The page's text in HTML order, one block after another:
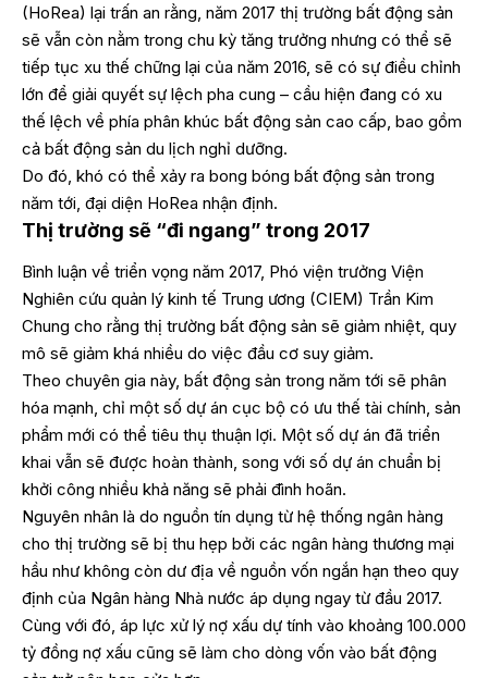
(HoRea) lại trấn an rằng, năm 2017 thị trường bất động sản
sẽ vẫn còn nằm trong chu kỳ tăng trưởng nhưng có thể sẽ
tiếp tục xu thế chững lại của năm 2016, sẽ có sự điều chỉnh
lớn để giải quyết sự lệch pha cung – cầu hiện đang có xu
thế lệch về phía phân khúc bất động sản cao cấp, bao gồm
cả bất động sản du lịch nghỉ dưỡng.
Do đó, khó có thể xảy ra bong bóng bất động sản trong
năm tới, đại diện HoRea nhận định.
Thị trường sẽ “đi ngang” trong 2017
Bình luận về triển vọng năm 2017, Phó viện trưởng Viện
Nghiên cứu quản lý kinh tế Trung ương (CIEM) Trần Kim
Chung cho rằng thị trường bất động sản sẽ giảm nhiệt, quy
mô sẽ giảm khá nhiều do việc đầu cơ suy giảm.
Theo chuyên gia này, bất động sản trong năm tới sẽ phân
hóa mạnh, chỉ một số dự án cục bộ có ưu thế tài chính, sản
phẩm mới có thể tiêu thụ thuận lợi. Một số dự án đã triển
khai vẫn sẽ được hoàn thành, song với số dự án chuẩn bị
khởi công nhiều khả năng sẽ phải đình hoãn.
Nguyên nhân là do nguồn tín dụng từ hệ thống ngân hàng
cho thị trường sẽ bị thu hẹp bởi các ngân hàng thương mại
hầu như không còn dư địa về nguồn vốn ngắn hạn theo quy
định của Ngân hàng Nhà nước áp dụng ngay từ đầu 2017.
Cùng với đó, áp lực xử lý nợ xấu dự tính vào khoảng 100.000
tỷ đồng nợ xấu cũng sẽ làm cho dòng vốn vào bất động